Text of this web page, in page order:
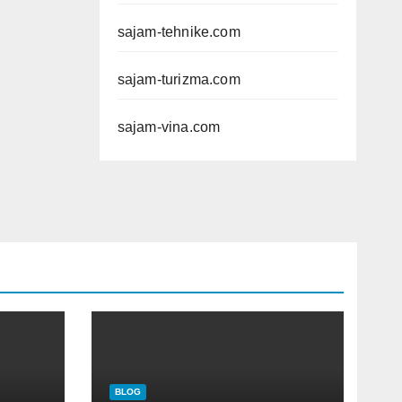
sajam-tehnike.com
sajam-turizma.com
sajam-vina.com
BLOG